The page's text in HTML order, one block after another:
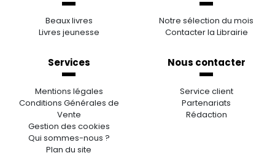
Beaux livres
Livres jeunesse
Notre sélection du mois
Contacter la Librairie
Services
Mentions légales
Conditions Générales de
Vente
Gestion des cookies
Qui sommes-nous ?
Plan du site
Nous contacter
Service client
Partenariats
Rédaction